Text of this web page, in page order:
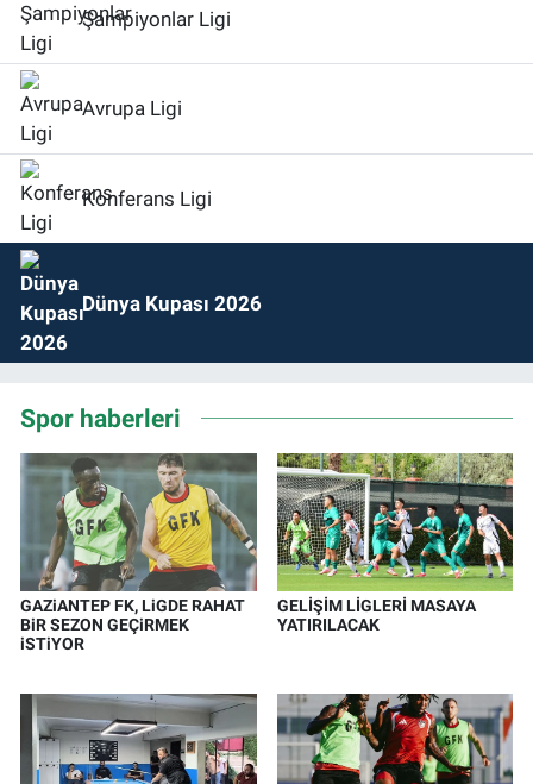
Şampiyonlar Ligi
Avrupa Ligi
Konferans Ligi
Dünya Kupası 2026
Spor haberleri
GAZiANTEP FK, LiGDE RAHAT
BiR SEZON GEÇiRMEK
iSTiYOR
GELİŞİM LİGLERİ MASAYA
YATIRILACAK